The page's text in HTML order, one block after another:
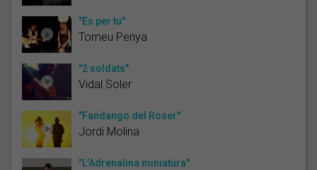
"És per tu"
Tomeu Penya
"2 soldats"
Vidal Soler
"Fandango del Roser"
Jordi Molina
"L’Adrenalina miniatura"